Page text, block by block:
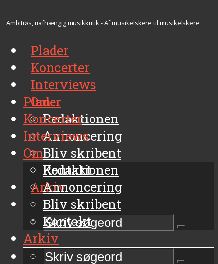
Ambitiøs, uafhængig musikkritik - Af musikelskere til musikelskere
Plader
Koncerter
Interviews
Om
Redaktionen
Annoncering
Bliv skribent
Kontakt
Arkiv
Plader
Koncerter
Interviews
Om
Redaktionen
Annoncering
Bliv skribent
Kontakt
Arkiv